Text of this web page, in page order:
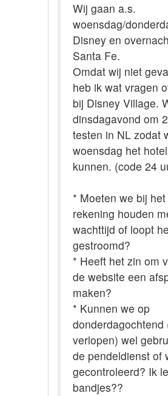
Wij gaan a.s.
woensdag/
Disney en
Santa Fe.
Omdat wij niet
heb ik wat vragen
bij Disney Village.
dinsdagavond om
testen in NL zodat
woensdag het
kunnen. (code 24
* Moeten we bij
rekening houden
wachttijd of loopt
gestroomd?
* Heeft het zin om
de website een
maken?
* Kunnen we op
donderdagochtend
verlopen) wel
de pendeldienst of
gecontroleerd? Ik
bandjes??